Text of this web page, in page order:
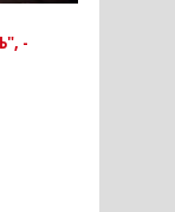
-